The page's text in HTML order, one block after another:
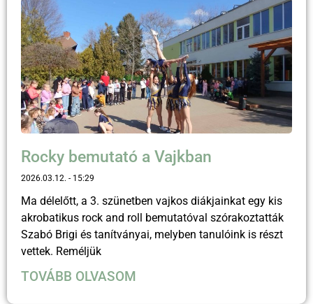
Rocky bemutató a Vajkban
2026.03.12. 15:29
Ma délelőtt, a 3. szünetben vajkos diákjainkat egy kis
akrobatikus rock and roll bemutatóval szórakoztatták
Szabó Brigi és tanítványai, melyben tanulóink is részt
vettek. Reméljük
TOVÁBB OLVASOM